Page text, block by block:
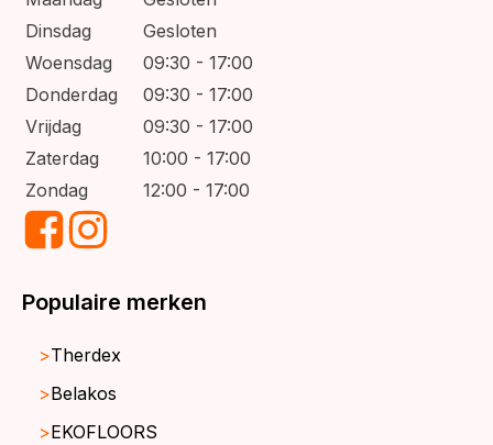
Dinsdag
Gesloten
Woensdag
09:30 - 17:00
Donderdag
09:30 - 17:00
Vrijdag
09:30 - 17:00
Zaterdag
10:00 - 17:00
Zondag
12:00 - 17:00
Populaire merken
Therdex
Belakos
EKOFLOORS